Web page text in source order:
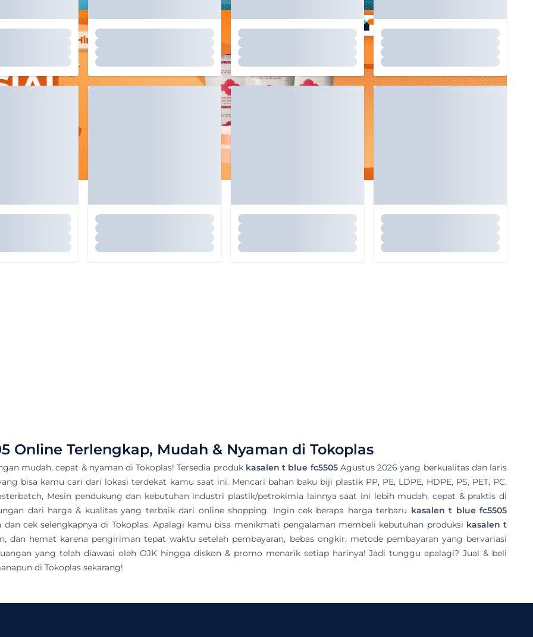
Online Terlengkap, Mudah & Nyaman di Tokoplas
mudah, cepat & nyaman di Tokoplas! Tersedia produk kasalen t blue fc5505Agustus 2026 yang berkualitas dan laris
bisa kamu cari dari lokasi terdekat kamu saat ini. Mencari bahan baku biji plastik PP, PE, LDPE, HDPE, PS, PET, PC,
Mesin pendukung dan kebutuhan industri plastik/petrokimia lainnya saat ini lebih mudah, cepat & praktis di
dari harga & kualitas yang terbaik dari online shopping. Ingin cek berapa harga terbaru kasalen t blue fc5505
cek selengkapnya di Tokoplas. Apalagi kamu bisa menikmati pengalaman membeli kebutuhan produksi kasalen t
dan hemat karena pengiriman tepat waktu setelah pembayaran, bebas ongkir, metode pembayaran yang bervariasi
yang telah diawasi oleh OJK hingga diskon & promo menarik setiap harinya! Jadi tunggu apalagi? Jual & beli
di Tokoplas sekarang!